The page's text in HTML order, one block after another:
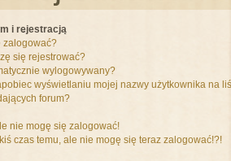
i rejestracją
zalogować?
się rejestrować?
wylogowywany?
wyświetlaniu mojej nazwy użytkownika na
forum?
nie mogę się zalogować!
czas temu, ale nie mogę się teraz zalogować!?!